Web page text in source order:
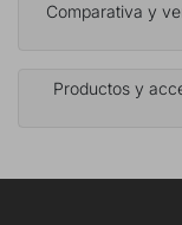
Comparativa y
Productos y